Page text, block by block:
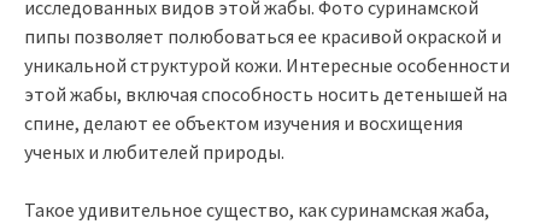
исследованных видов этой жабы. Фото суринамской
пипы позволяет полюбоваться ее красивой окраской и
уникальной структурой кожи. Интересные особенности
этой жабы, включая способность носить детенышей на
спине, делают ее объектом изучения и восхищения
ученых и любителей природы.
Такое удивительное существо, как суринамская жаба,